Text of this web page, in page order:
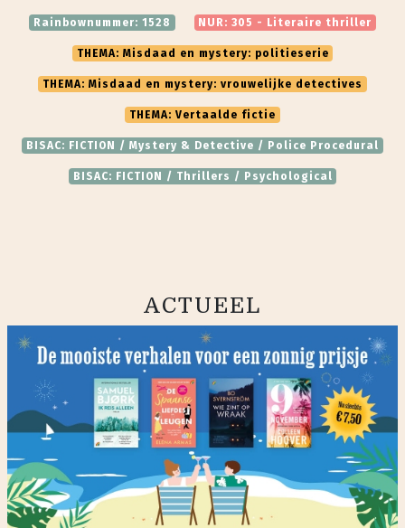
Rainbownummer: 1528 NUR: 305 - Literaire thriller
THEMA: Misdaad en mystery: politieserie
THEMA: Misdaad en mystery: vrouwelijke detectives
THEMA: Vertaalde fictie
BISAC: FICTION / Mystery & Detective / Police Procedural
BISAC: FICTION / Thrillers / Psychological
ACTUEEL